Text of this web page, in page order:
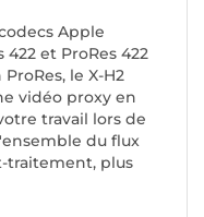
Apple
422 et ProRes 422
le X-H2
vidéo proxy en
travail lors de
du flux
traitement, plus